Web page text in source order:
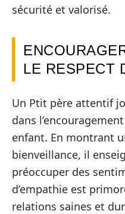
sécurité et valorisé.
LE RESPECT
Un Ptit père attentif
dans
enfant. En montrant
bienveillance, il
préoccuper des
d’empathie est
relations saines et